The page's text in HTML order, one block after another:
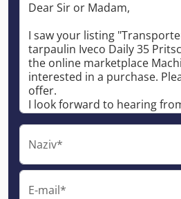
Naziv*
E-mail*